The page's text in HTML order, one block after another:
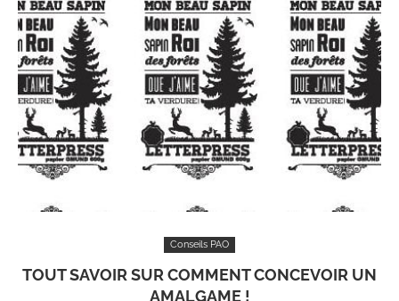
Conseils PAO
TOUT SAVOIR SUR COMMENT CONCEVOIR UN
AMALGAME !